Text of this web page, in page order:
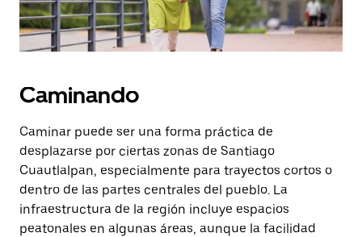
Caminando
Caminar puede ser una forma práctica de
desplazarse por ciertas zonas de Santiago
Cuautlalpan, especialmente para trayectos cortos o
dentro de las partes centrales del pueblo. La
infraestructura de la región incluye espacios
peatonales en algunas áreas, aunque la facilidad